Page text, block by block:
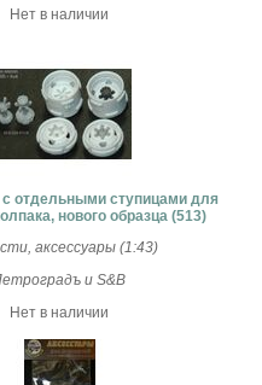
Нет в наличии
с отдельными ступицами для
нового образца (513)
аксессуары (1:43)
и S&B
Нет в наличии